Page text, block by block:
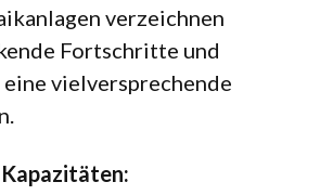
verzeichnen
Fortschritte und
vielversprechende